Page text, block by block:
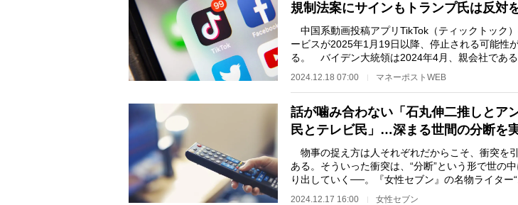
規制法案にサインもトランプ氏は反対
中国系動画投稿アプリTikTok（ティックトック
ービスが2025年1月19日以降、停止される可能性
る。 バイデン大統領は2024年4月、親会社である
2024.12.18 07:00 マネーポストWEB
話が噛み合わない「石丸伸二推しとア
民とテレビ民」…深まる世間の分断を
物事の捉え方は人それぞれだからこそ、衝突を
ある。そういった衝突は、“分断”という形で世の
り出していく──。『女性セブン』の名物ライター“
原広子さんが、自…
2024.12.17 16:00 女性セブン